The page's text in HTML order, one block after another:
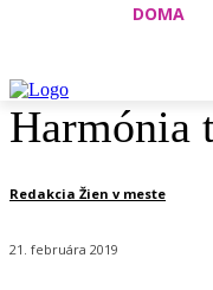
DOMA
Harmónia
Redakcia Žien v meste
21. februára 2019